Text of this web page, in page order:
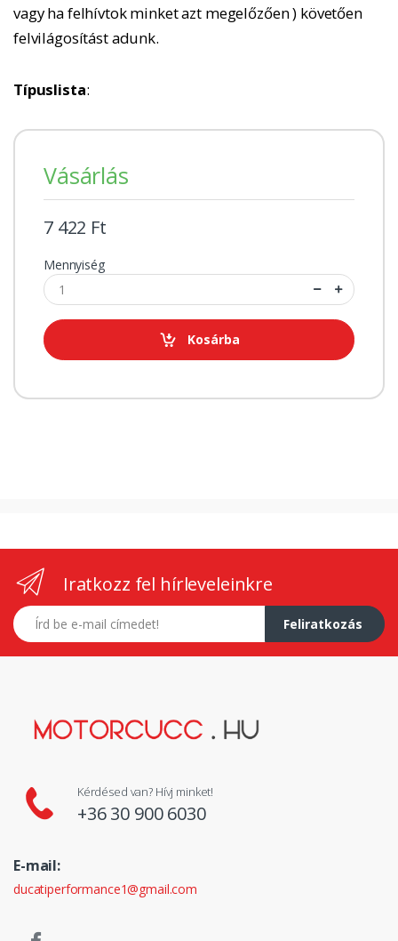
vagy ha felhívtok minket azt megelőzően ) követően
felvilágosítást adunk.
Típuslista:
Vásárlás
7 422 Ft
Mennyiség
Kosárba
Iratkozz fel hírleveleinkre
E-mail címed
Feliratkozás
Kérdésed van? Hívj minket!
+36 30 900 6030
E-mail:
ducatiperformance1@gmail.com